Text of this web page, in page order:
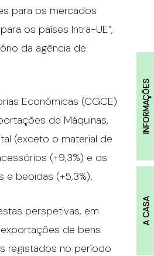
INFORMAÇÕES
A CASA
para os mercados
os países Intra-UE”,
da agência de
Económicas (CGCE)
de Máquinas,
(exceto o material de
(+9,3%) e os
e bebidas (+5,3%).
perspetivas, em
de bens
registados no período